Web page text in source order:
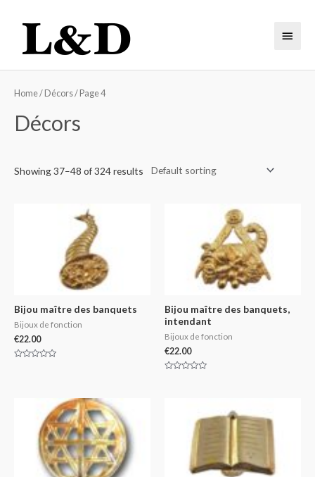
Home/ Décors/ Page 4
Décors
Showing 37–48 of 324 results
Bijou maître des banquets
Bijoux de fonction
€22.00
Bijou maître des banquets,
intendant
Bijoux de fonction
€22.00